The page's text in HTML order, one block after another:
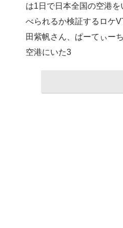
は1日で日本全国の空港
べられるか検証するロケ
田紫帆さん、ぱーてぃー
空港にいた3